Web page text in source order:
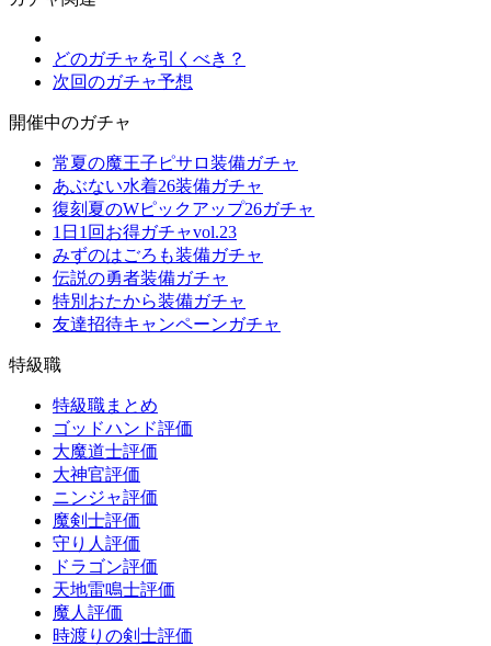
どのガチャを引くべき？
次回のガチャ予想
開催中のガチャ
常夏の魔王子ピサロ装備ガチャ
あぶない水着26装備ガチャ
復刻夏のWピックアップ26ガチャ
1日1回お得ガチャvol.23
みずのはごろも装備ガチャ
伝説の勇者装備ガチャ
特別おたから装備ガチャ
友達招待キャンペーンガチャ
特級職
特級職まとめ
ゴッドハンド評価
大魔道士評価
大神官評価
ニンジャ評価
魔剣士評価
守り人評価
ドラゴン評価
天地雷鳴士評価
魔人評価
時渡りの剣士評価